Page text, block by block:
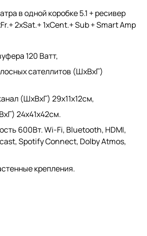
в одной коробке 5.1 + ресивер
2xSat.+ 1xCent.+ Sub + Smart Amp
120 Ватт,
сателлитов (ШхВхГ)
(ШхВхГ) 29х11х12см,
24х41х42см.
600Вт. Wi-Fi, Bluetooth, HDMI,
Spotify Connect, Dolby Atmos,
крепления.